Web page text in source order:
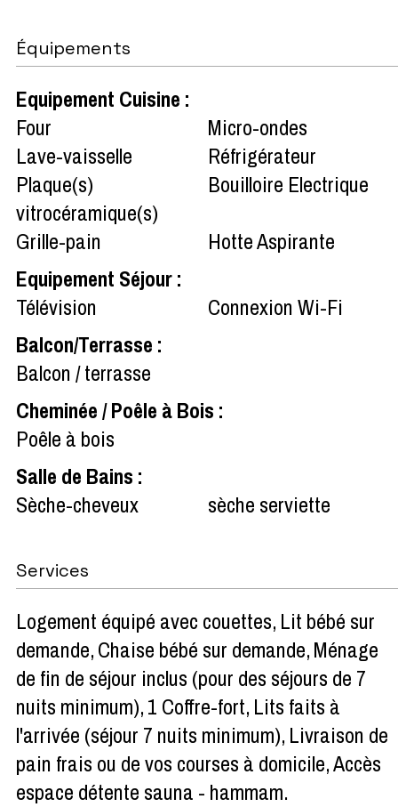
Équipements
Equipement Cuisine :
Four
Micro-ondes
Lave-vaisselle
Réfrigérateur
Plaque(s)
vitrocéramique(s)
Bouilloire Electrique
Grille-pain
Hotte Aspirante
Equipement Séjour:
Télévision
Connexion Wi-Fi
Balcon/Terrasse :
Balcon / terrasse
Cheminée / Poêle à Bois :
Poêle à bois
Salle de Bains :
Sèche-cheveux
sèche serviette
Services
Logement équipé avec couettes Lit bébé sur
demande Chaise bébé sur demande Ménage
de fin de séjour inclus (pour des séjours de 7
nuits minimum) 1 Coffre-fort Lits faits à
l'arrivée (séjour 7 nuits minimum) Livraison de
pain frais ou de vos courses à domicile Accès
espace détente sauna - hammam